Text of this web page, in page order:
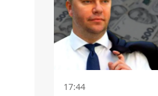
17:44